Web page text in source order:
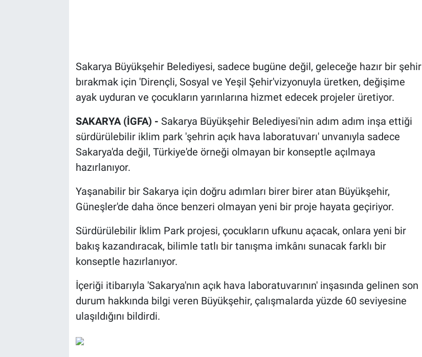
Sakarya Büyükşehir Belediyesi, sadece bugüne değil, geleceğe hazır bir şehir
bırakmak için 'Dirençli, Sosyal ve Yeşil Şehir'vizyonuyla üretken, değişime
ayak uyduran ve çocukların yarınlarına hizmet edecek projeler üretiyor.
SAKARYA (İGFA) - Sakarya Büyükşehir Belediyesi'nin adım adım inşa ettiği
sürdürülebilir iklim park 'şehrin açık hava laboratuvarı' unvanıyla sadece
Sakarya'da değil, Türkiye'de örneği olmayan bir konseptle açılmaya
hazırlanıyor.
Yaşanabilir bir Sakarya için doğru adımları birer birer atan Büyükşehir,
Güneşler'de daha önce benzeri olmayan yeni bir proje hayata geçiriyor.
Sürdürülebilir İklim Park projesi, çocukların ufkunu açacak, onlara yeni bir
bakış kazandıracak, bilimle tatlı bir tanışma imkânı sunacak farklı bir
konseptle hazırlanıyor.
İçeriği itibarıyla 'Sakarya'nın açık hava laboratuvarının' inşasında gelinen son
durum hakkında bilgi veren Büyükşehir, çalışmalarda yüzde 60 seviyesine
ulaşıldığını bildirdi.